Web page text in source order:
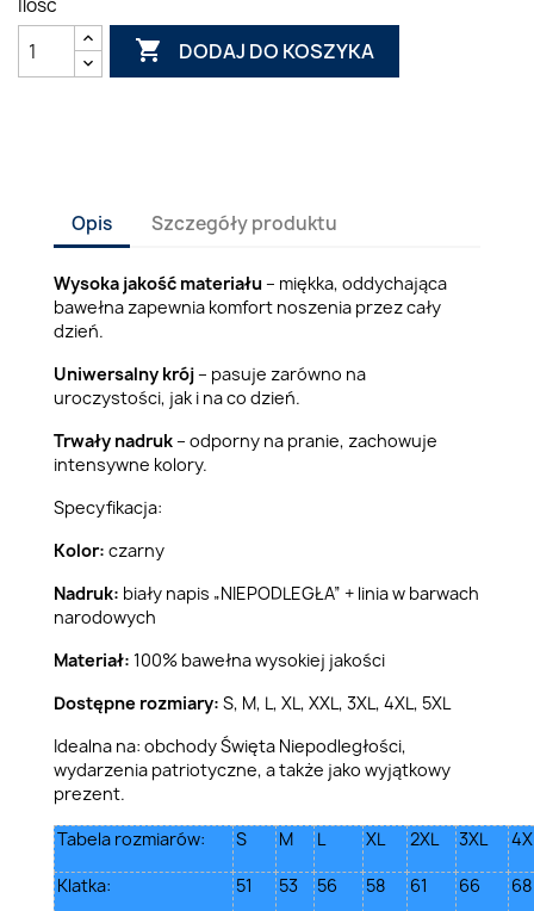
Ilość
 DODAJ DO KOSZYKA
Opis Szczegóły produktu
Wysoka jakość materiału– miękka, oddychająca
bawełna zapewnia komfort noszenia przez cały
dzień.
Uniwersalny krój– pasuje zarówno na
uroczystości, jak i na co dzień.
Trwały nadruk– odporny na pranie, zachowuje
intensywne kolory.
Specyfikacja:
Kolor: czarny
Nadruk: biały napis „NIEPODLEGŁA” + linia w barwach
narodowych
Materiał: 100% bawełna wysokiej jakości
Dostępne rozmiary: S, M, L, XL, XXL, 3XL, 4XL, 5XL
Idealna na: obchody Święta Niepodległości,
wydarzenia patriotyczne, a także jako wyjątkowy
prezent.
Tabela rozmiarów:
S M L XL 2XL 3XL
Klatka: 51 53 56 58 61 66 68